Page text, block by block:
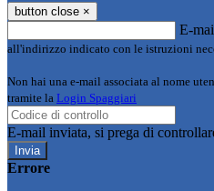
button close ×
E-
all'indirizzo indicato con le istruzioni
Non hai una e-mail associata al nome
tramite la Login Spaggiari
E-mail inviata, si prega di
Errore